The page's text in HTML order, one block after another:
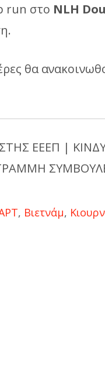
run στο NLH
θα
ΕΕΕΠ |
, Βιετνάμ,